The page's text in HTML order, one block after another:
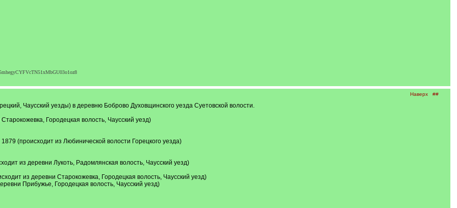
Наверх ##
Чаусский уезды) в деревню Боброво Духовщинского уезда Суетовской волости.
Городецкая волость, Чаусский уезд)
(происходит из Любинической волости Горецкого уезда)
из деревни Лукоть, Радомлянская волость, Чаусский уезд)
из деревни Старокожевка, Городецкая волость, Чаусский уезд)
Прибужье, Городецкая волость, Чаусский уезд)